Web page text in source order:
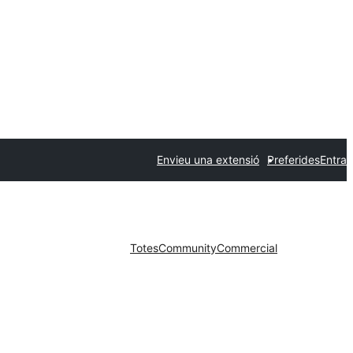
Envieu una extensió PreferidesEntra
TotesCommunityCommercial